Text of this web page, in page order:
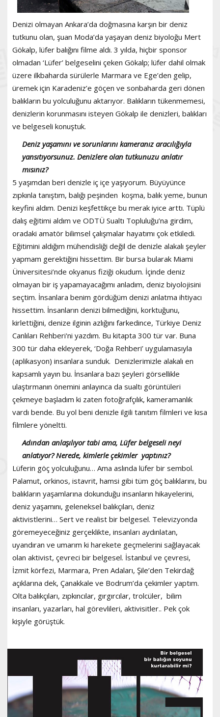
Denizi olmayan Ankara’da doğmasına karşın bir deniz
tutkunu olan, şuan Moda’da yaşayan deniz biyoloğu Mert
Gökalp, lüfer balığını filme aldı. 3 yılda, hiçbir sponsor
olmadan ‘Lüfer’ belgeselini çeken Gökalp; lüfer dahil olmak
üzere ilkbaharda sürülerle Marmara ve Ege’den gelip,
üremek için Karadeniz’e göçen ve sonbaharda geri dönen
balıkların bu yolculuğunu aktarıyor. Balıkların tükenmemesi,
denizlerin korunmasını isteyen Gökalp ile denizleri, balıkları
ve belgeseli konuştuk.
Deniz yaşamını ve sorunlarını kameranız aracılığıyla
yansıtıyorsunuz. Denizlere olan tutkunuzu anlatır
mısınız?
5 yaşımdan beri denizle iç içe yaşıyorum. Büyüyünce
zıpkınla tanıştım, balığı peşinden koşma, balık yeme, bunun
keyfini aldım. Denizi keşfettikçe bu merak iyice arttı. Tüplü
dalış eğitimi aldım ve ODTÜ Sualtı Topluluğu’na girdim,
oradaki amatör bilimsel çalışmalar hayatımı çok etkiledi.
Eğitimini aldığım mühendisliği değil de denizle alakalı şeyler
yapmam gerektiğini hissettim. Bir bursa bularak Miami
Üniversitesi’nde okyanus fiziği okudum. İçinde deniz
olmayan bir iş yapamayacağımı anladım, deniz biyolojisini
seçtim. İnsanlara benim gördüğüm denizi anlatma ihtiyacı
hissettim. İnsanların denizi bilmediğini, korktuğunu,
kirlettiğini, denize ilginin azlığını farkedince, Türkiye Deniz
Canlıları Rehberi'ni yazdım. Bu kitapta 300 tür var. Buna
300 tür daha ekleyerek, ‘Doğa Rehberi’ uygulamasıyla
(aplikasyon) insanlara sunduk. Denizlerimizle alakalı en
kapsamlı yayın bu. İnsanlara bazı şeyleri görsellikle
ulaştırmanın önemini anlayınca da sualtı görüntüleri
çekmeye başladım ki zaten fotoğrafçılık, kameramanlık
vardı bende. Bu yol beni denizle ilgili tanıtım filmleri ve kısa
filmlere yöneltti.
Adından anlaşılıyor tabi ama, Lüfer belgeseli neyi
anlatıyor?Nerede, kimlerle çekimler yaptınız?
Lüferin göç yolculuğunu… Ama aslında lüfer bir sembol.
Palamut, orkinos, istavrit, hamsi gibi tüm göç balıklarını, bu
balıkların yaşamlarına dokunduğu insanların hikayelerini,
deniz yaşamını, geleneksel balıkçıları, deniz
aktivistlerini… Sert ve realist bir belgesel. Televizyonda
göremeyeceğiniz gerçeklikte, insanları aydınlatan,
uyandıran ve umarım ki harekete geçmelerini sağlayacak
olan aktivist, çevreci bir belgesel. İstanbul ve çevresi,
İzmit körfezi, Marmara, Pren Adaları, Şile’den Tekirdağ
açıklarına dek, Çanakkale ve Bodrum’da çekimler yaptım.
Olta balıkçıları, zıpkıncılar, gırgırcılar, trolcüler, bilim
insanları, yazarları, hal görevlileri, aktivisitler.. Pek çok
kişiyle görüştük.